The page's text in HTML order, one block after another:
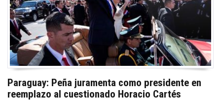
Paraguay: Peña juramenta como presidente en
reemplazo al cuestionado Horacio Cartés